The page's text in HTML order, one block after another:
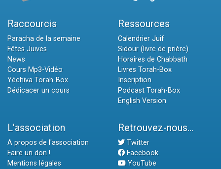
Raccourcis
Paracha de la semaine
Fêtes Juives
News
Cours Mp3-Vidéo
Yéchiva Torah-Box
Dédicacer un cours
Ressources
Calendrier Juif
Sidour (livre de prière)
Horaires de Chabbath
Livres Torah-Box
Inscription
Podcast Torah-Box
English Version
L'association
A propos de l'association
Faire un don !
Mentions légales
Retrouvez-nous...
Twitter
Facebook
YouTube